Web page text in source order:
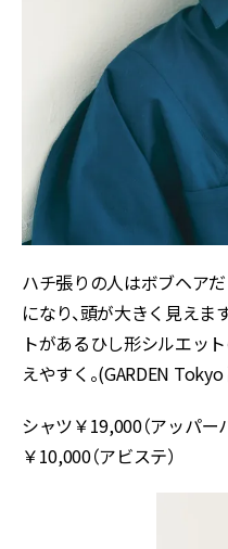
ハチ張りの人はボブヘア
になり、頭が大きく見えま
トがあるひし形シルエッ
えやすく。(GARDEN
シャツ￥19,000（アッパ
￥10,000（アビステ）